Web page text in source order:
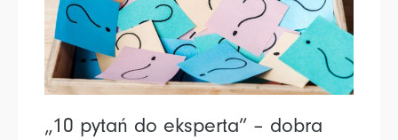
„10 pytań do eksperta” – dobra